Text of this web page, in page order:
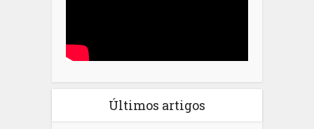
Últimos artigos